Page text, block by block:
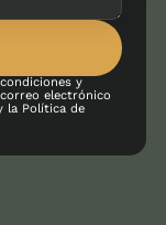
y
electrónico
la Política de